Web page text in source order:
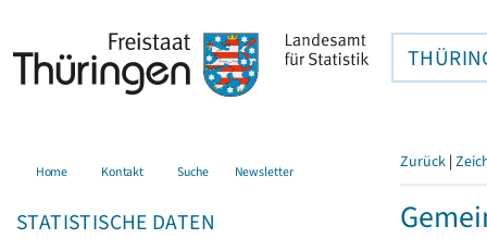
Home Kontakt Suche Newsletter
STATISTISCHE DATEN
Zurück |